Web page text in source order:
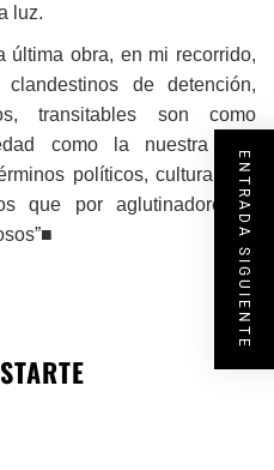
luz.
última obra, en mi recorrido,
de detención,
transitables son como
como la nuestra que
políticos, culturales y
que por aglutinadores y
ENTRADA SIGUIENTE